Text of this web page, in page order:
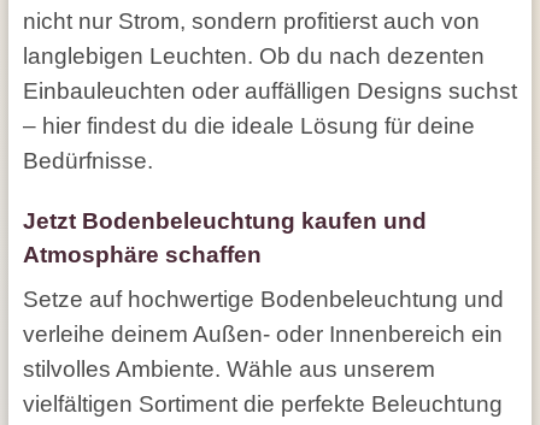
nicht nur Strom, sondern profitierst auch von
langlebigen Leuchten. Ob du nach dezenten
Einbauleuchten oder auffälligen Designs suchst
– hier findest du die ideale Lösung für deine
Bedürfnisse.
Jetzt Bodenbeleuchtung kaufen und
Atmosphäre schaffen
Setze auf hochwertige Bodenbeleuchtung und
verleihe deinem Außen- oder Innenbereich ein
stilvolles Ambiente. Wähle aus unserem
vielfältigen Sortiment die perfekte Beleuchtung